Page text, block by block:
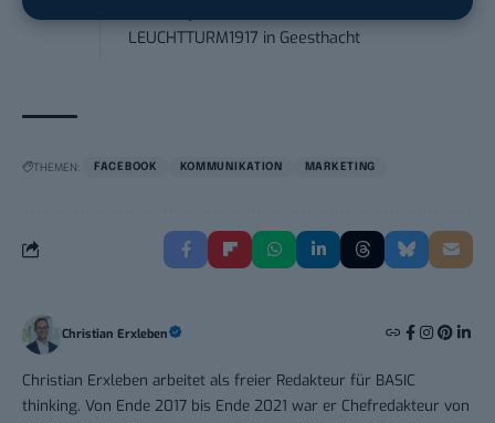
LEUCHTTURM1917 in Geesthacht
THEMEN: FACEBOOK KOMMUNIKATION MARKETING
Christian Erxleben
Christian Erxleben arbeitet als freier Redakteur für BASIC
thinking. Von Ende 2017 bis Ende 2021 war er Chefredakteur von